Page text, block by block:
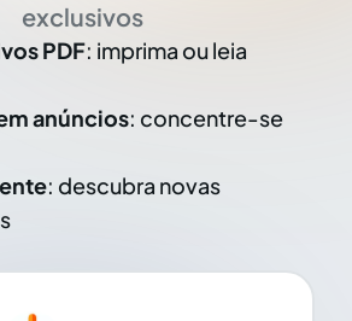
exclusivos
PDF: imprima ou leia
anúncios: concentre-se
: descubra novas